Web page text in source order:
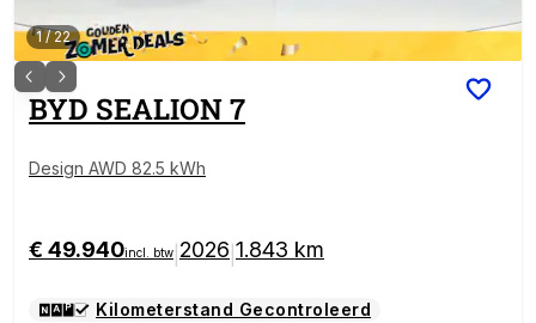
1/22
BYD SEALION 7
Design AWD 82.5 kWh
€ 49.940incl. btw 2026 1.843 km
Kilometerstand Gecontroleerd